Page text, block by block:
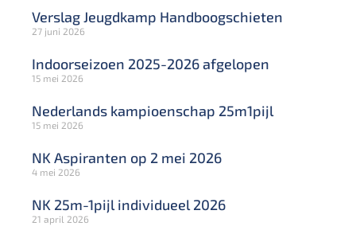
Verslag Jeugdkamp Handboogschieten
27 juni 2026
Indoorseizoen 2025-2026 afgelopen
15 mei 2026
Nederlands kampioenschap 25m1pijl
15 mei 2026
NK Aspiranten op 2 mei 2026
4 mei 2026
NK 25m-1pijl individueel 2026
21 april 2026